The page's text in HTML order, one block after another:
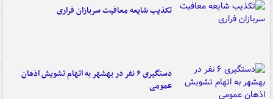
تکذیب شایعه معافیت سربازان فراری
دستگیری ۶ نفر در بهشهر به اتهام تشویش اذهان
عمومی